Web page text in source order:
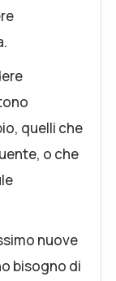
quelli che
o che
nuove
bisogno di